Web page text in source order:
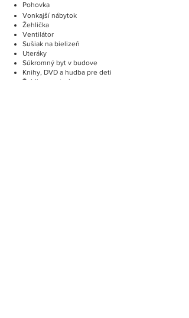
Pohovka
Vonkajší nábytok
Žehlička
Ventilátor
Sušiak na bielizeň
Uteráky
Súkromný byt v budove
Knihy, DVD a hudba pre deti
Žehliace potreby